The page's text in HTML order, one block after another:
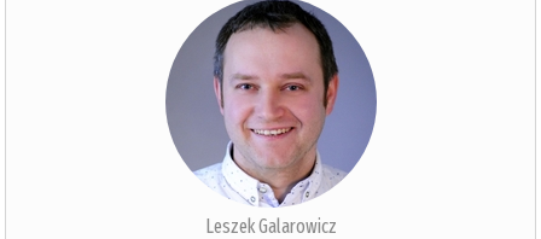
Leszek Galarowicz